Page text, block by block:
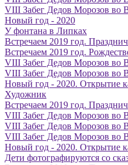
VIII Забег Дедов Морозов во
Новый год - 2020
У фонтана в Липках
Встречаем 2019 год.
Встречаем 2019 год.
VIII Забег Дедов Морозов во
VIII Забег Дедов Морозов во
Новый год - 2020. Открытие
Художник
Встречаем 2019 год.
VIII Забег Дедов Морозов во
VIII Забег Дедов Морозов во
VIII Забег Дедов Морозов во
Новый год - 2020. Открытие
Дети фотографируются со